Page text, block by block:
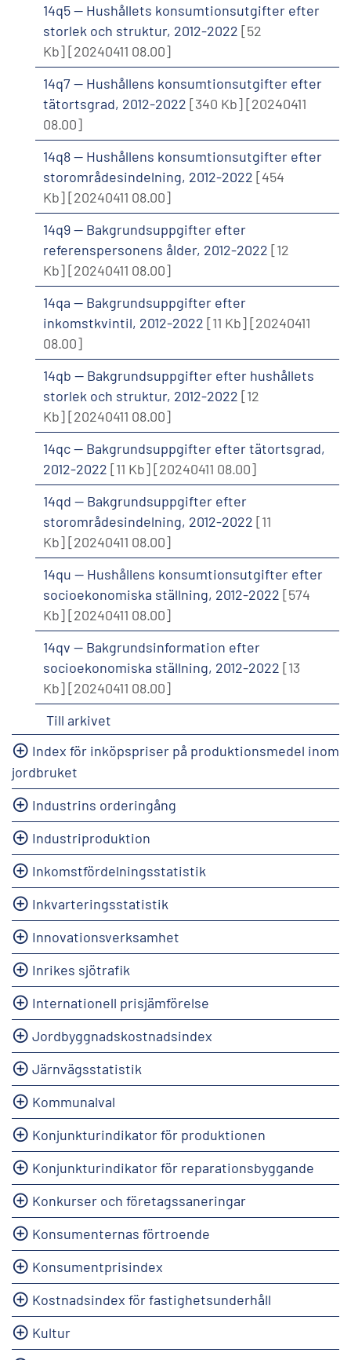
14q5 -- Hushållets konsumtionsutgifter efter
storlek och struktur, 2012-2022 [52
Kb][20240411 08.00]
14q7 -- Hushållens konsumtionsutgifter efter
tätortsgrad, 2012-2022 [340 Kb][20240411
08.00]
14q8 -- Hushållens konsumtionsutgifter efter
storområdesindelning, 2012-2022 [454
Kb][20240411 08.00]
14q9 -- Bakgrundsuppgifter efter
referenspersonens ålder, 2012-2022 [12
Kb][20240411 08.00]
14qa -- Bakgrundsuppgifter efter
inkomstkvintil, 2012-2022 [11 Kb][20240411
08.00]
14qb -- Bakgrundsuppgifter efter hushållets
storlek och struktur, 2012-2022 [12
Kb][20240411 08.00]
14qc -- Bakgrundsuppgifter efter tätortsgrad,
2012-2022 [11 Kb][20240411 08.00]
14qd -- Bakgrundsuppgifter efter
storområdesindelning, 2012-2022 [11
Kb][20240411 08.00]
14qu -- Hushållens konsumtionsutgifter efter
socioekonomiska ställning, 2012-2022 [574
Kb][20240411 08.00]
14qv -- Bakgrundsinformation efter
socioekonomiska ställning, 2012-2022 [13
Kb][20240411 08.00]
Till arkivet
Index för inköpspriser på produktionsmedel inom
jordbruket
Industrins orderingång
Industriproduktion
Inkomstfördelningsstatistik
Inkvarteringsstatistik
Innovationsverksamhet
Inrikes sjötrafik
Internationell prisjämförelse
Jordbyggnadskostnadsindex
Järnvägsstatistik
Kommunalval
Konjunkturindikator för produktionen
Konjunkturindikator för reparationsbyggande
Konkurser och företagssaneringar
Konsumenternas förtroende
Konsumentprisindex
Kostnadsindex för fastighetsunderhåll
Kultur